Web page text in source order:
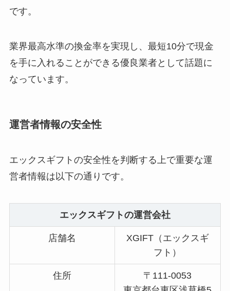
です。
業界最高水準の換金率を実現し、最短10分で現金
を手に入れることができる優良業者として話題に
なっています。
運営者情報の安全性
エックスギフトの安全性を判断する上で重要な運
営者情報は以下の通りです。
エックスギフトの運営会社
店舗名
XGIFT（エックスギ
フト）
住所
〒111-0053